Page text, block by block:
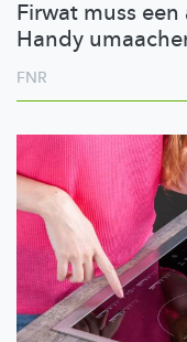
Firwat muss
Handy
FNR